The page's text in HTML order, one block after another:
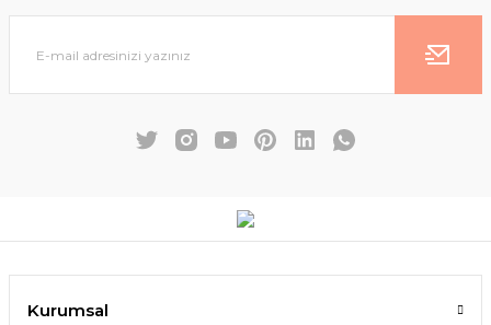
Kurumsal